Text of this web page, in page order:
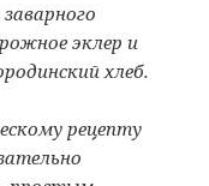
эклер и
хлеб.
рецепту